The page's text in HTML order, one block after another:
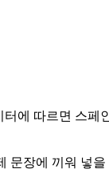
에 따르면 스페
문장에 끼워 넣을